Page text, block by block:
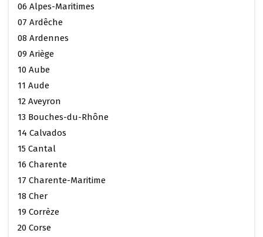
06 Alpes-Maritimes
07 Ardêche
08 Ardennes
09 Ariège
10 Aube
11 Aude
12 Aveyron
13 Bouches-du-Rhône
14 Calvados
15 Cantal
16 Charente
17 Charente-Maritime
18 Cher
19 Corrèze
20 Corse